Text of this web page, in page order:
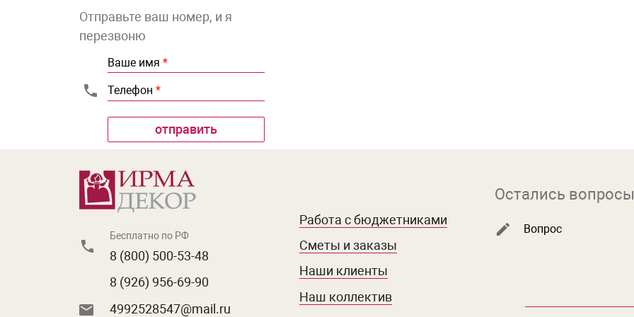
Отправьте ваш номер, и я
перезвоню
Ваше имя *
Телефон *
Бесплатно по РФ
8 (800) 500-53-48
8 (926) 956-69-90
4992528547@mail.ru
Работа с бюджетниками
Сметы и заказы
Наши клиенты
Наш коллектив
Остались
Вопрос